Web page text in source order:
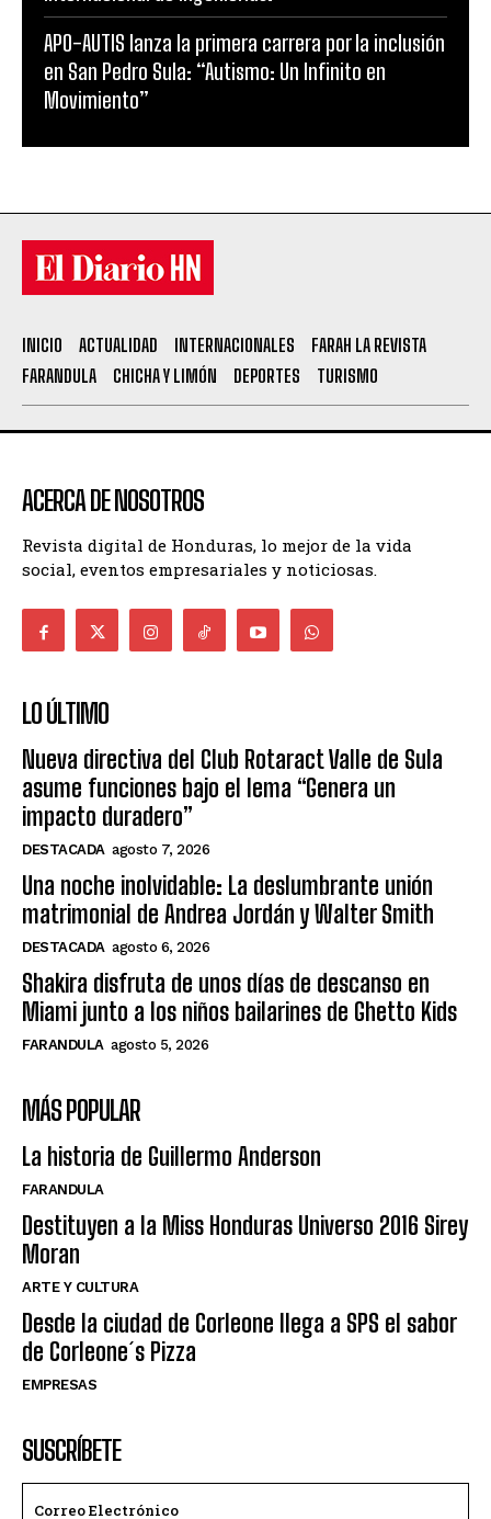
APO-AUTIS lanza la primera carrera por la inclusión
en San Pedro Sula: “Autismo: Un Infinito en
Movimiento”
INICIO ACTUALIDAD INTERNACIONALES
FARAH LA REVISTA
FARANDULA
CHICHA Y LIMÓN DEPORTES TURISMO
ACERCA DE NOSOTROS
Revista digital de Honduras, lo mejor de la vida
social, eventos empresariales y noticiosas.
LO ÚLTIMO
Nueva directiva del Club Rotaract Valle de Sula
asume funciones bajo el lema “Genera un
impacto duradero”
DESTACADA agosto 7, 2026
Una noche inolvidable: La deslumbrante unión
matrimonial de Andrea Jordán y Walter Smith
DESTACADA agosto 6, 2026
Shakira disfruta de unos días de descanso en
Miami junto a los niños bailarines de Ghetto Kids
FARANDULA agosto 5, 2026
MÁS POPULAR
La historia de Guillermo Anderson
FARANDULA
Destituyen a la Miss Honduras Universo 2016 Sirey
Moran
ARTE Y CULTURA
Desde la ciudad de Corleone llega a SPS el sabor
de Corleone´s Pizza
EMPRESAS
SUSCRÍBETE